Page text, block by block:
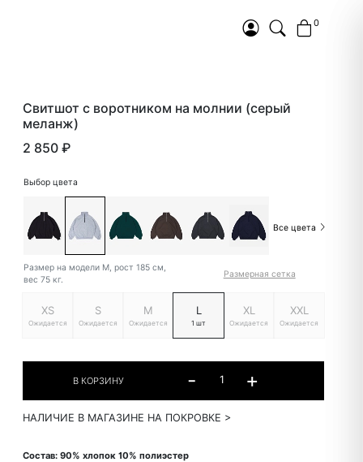
0
Свитшот с воротником на молнии (серый
меланж)
2 850 ₽
Выбор цвета
Все цвета
Размер на модели M, рост 185 см,
вес 75 кг.
Размерная сетка
XS
Ожидается
S
Ожидается
M
Ожидается
L
1 шт
XL
Ожидается
XXL
Ожидается
НАЛИЧИЕ В МАГАЗИНЕ НА ПОКРОВКЕ >
Состав: 90% хлопок 10% полиэстер